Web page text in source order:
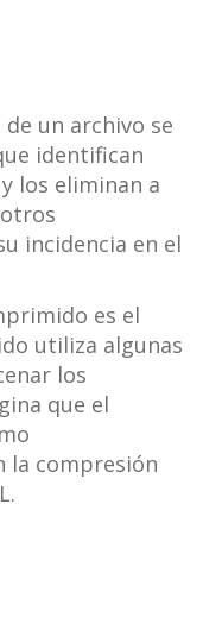
un archivo se
identifican
los eliminan a
incidencia en el
es el
utiliza algunas
los
que el
la compresión